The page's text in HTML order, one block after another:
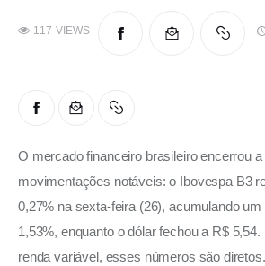
117 VIEWS
O mercado financeiro brasileiro encerrou
movimentações notáveis: o Ibovespa B3
0,27% na sexta-feira (26), acumulando
1,53%, enquanto o dólar fechou a R$
renda variável, esses números são